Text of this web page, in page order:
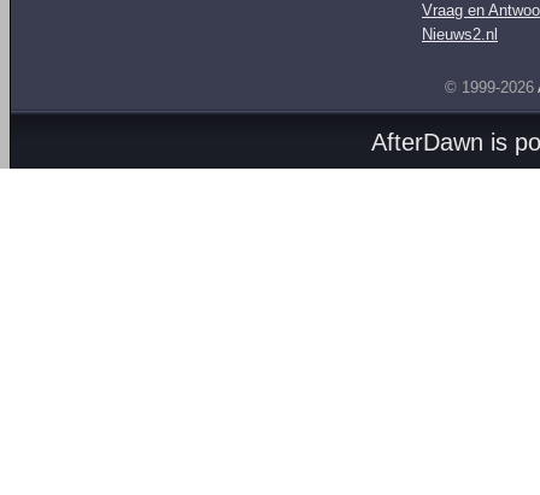
Vraag en
Nieuws2.nl
© 1999-2026
AfterDawn is